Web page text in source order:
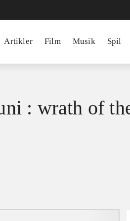
Artikler Film Musik Spil
: wrath of